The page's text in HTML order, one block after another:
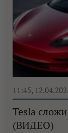
11:45,
Tesla
(ВИДЕО)